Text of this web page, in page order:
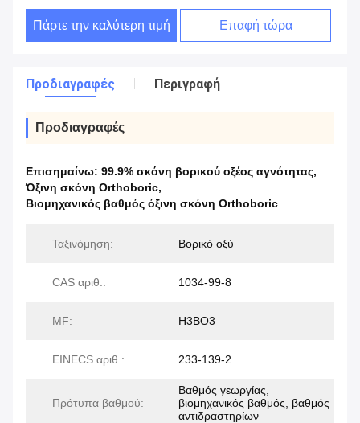
Πάρτε την καλύτερη τιμή Επαφή τώρα
Προδιαγραφές Περιγραφή
Προδιαγραφές
Επισημαίνω: 99.9% σκόνη βορικού οξέος αγνότητας,
Όξινη σκόνη Orthoboric,
Βιομηχανικός βαθμός όξινη σκόνη Orthoboric
Ταξινόμηση: Βορικό οξύ
CAS αριθ.: 1034-99-8
MF: H3BO3
EINECS αριθ.: 233-139-2
Πρότυπα βαθμού:
Βαθμός γεωργίας,
βιομηχανικός βαθμός, βαθμός
αντιδραστηρίων